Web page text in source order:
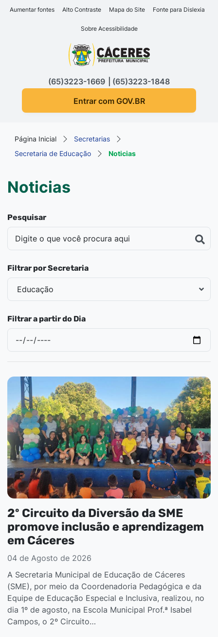
Seção de atalhos e links
Ir para o conteúdo [alt+1]
Ir para o rodapé [alt+4]
Aumentar fontes Alto Contraste Mapa do Site Fonte para Dislexia
Sobre Acessibilidade
Seção do menu principal
(65)3223-1669
(65)3223-1848
Entrar com GOV.BR
Página Inicial
Secretarias
Secretaria de Educação
Noticias
Noticias
Pesquisar
Filtrar por Secretaria
Filtrar a partir do Dia
2º Circuito da Diversão da SME
promove inclusão e aprendizagem
em Cáceres
04 de Agosto de 2026
A Secretaria Municipal de Educação de Cáceres
(SME), por meio da Coordenadoria Pedagógica e da
Equipe de Educação Especial e Inclusiva, realizou, no
dia 1º de agosto, na Escola Municipal Prof.ª Isabel
Campos, o 2º Circuito…